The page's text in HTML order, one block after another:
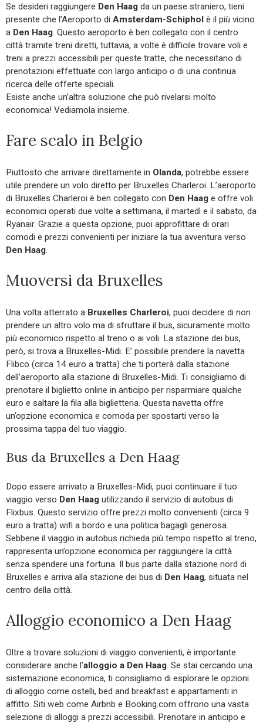
Se desideri raggiungere Den Haag da un paese straniero, tieni
presente che l’Aeroporto di Amsterdam-Schiphol è il più vicino
a Den Haag. Questo aeroporto è ben collegato con il centro
città tramite treni diretti, tuttavia, a volte è difficile trovare voli e
treni a prezzi accessibili per queste tratte, che necessitano di
prenotazioni effettuate con largo anticipo o di una continua
ricerca delle offerte speciali.
Esiste anche un’altra soluzione che può rivelarsi molto
economica! Vediamola insieme.
Fare scalo in Belgio
Piuttosto che arrivare direttamente in Olanda, potrebbe essere
utile prendere un volo diretto per Bruxelles Charleroi. L’aeroporto
di Bruxelles Charleroi è ben collegato con Den Haag e offre voli
economici operati due volte a settimana, il martedì e il sabato, da
Ryanair. Grazie a questa opzione, puoi approfittare di orari
comodi e prezzi convenienti per iniziare la tua avventura verso
Den Haag.
Muoversi da Bruxelles
Una volta atterrato a Bruxelles Charleroi, puoi decidere di non
prendere un altro volo ma di sfruttare il bus, sicuramente molto
più economico rispetto al treno o ai voli. La stazione dei bus,
però, si trova a Bruxelles-Midi. E’ possibile prendere la navetta
Flibco (circa 14 euro a tratta) che ti porterà dalla stazione
dell’aeroporto alla stazione di Bruxelles-Midi. Ti consigliamo di
prenotare il biglietto online in anticipo per risparmiare qualche
euro e saltare la fila alla biglietteria. Questa navetta offre
un’opzione economica e comoda per spostarti verso la
prossima tappa del tuo viaggio.
Bus da Bruxelles a Den Haag
Dopo essere arrivato a Bruxelles-Midi, puoi continuare il tuo
viaggio verso Den Haag utilizzando il servizio di autobus di
Flixbus. Questo servizio offre prezzi molto convenienti (circa 9
euro a tratta) wifi a bordo e una politica bagagli generosa.
Sebbene il viaggio in autobus richieda più tempo rispetto al treno,
rappresenta un’opzione economica per raggiungere la città
senza spendere una fortuna. Il bus parte dalla stazione nord di
Bruxelles e arriva alla stazione dei bus di Den Haag, situata nel
centro della città.
Alloggio economico a Den Haag
Oltre a trovare soluzioni di viaggio convenienti, è importante
considerare anche l’alloggio a Den Haag. Se stai cercando una
sistemazione economica, ti consigliamo di esplorare le opzioni
di alloggio come ostelli, bed and breakfast e appartamenti in
affitto. Siti web come Airbnb e Booking.com offrono una vasta
selezione di alloggi a prezzi accessibili. Prenotare in anticipo e